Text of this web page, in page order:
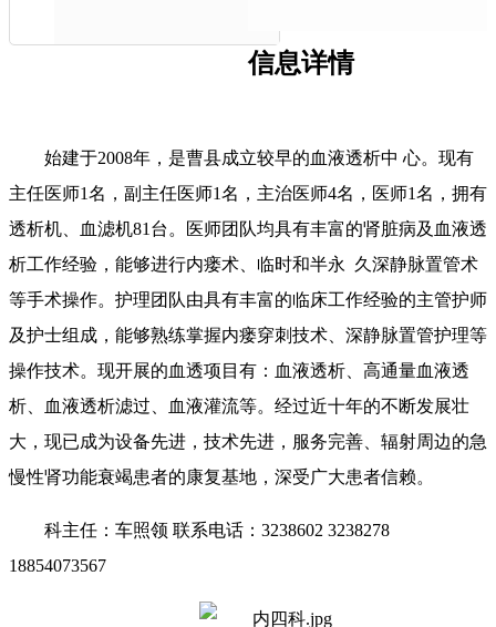
信息详情
始建于2008年，是曹县成立较早的血液透析中 心。现有
主任医师1名，副主任医师1名，主治医师4名，医师1名，拥有
透析机、血滤机81台。医师团队均具有丰富的肾脏病及血液透
析工作经验，能够进行内瘘术、临时和半永 久深静脉置管术
等手术操作。护理团队由具有丰富的临床工作经验的主管护师
及护士组成，能够熟练掌握内瘘穿刺技术、深静脉置管护理等
操作技术。现开展的血透项目有：血液透析、高通量血液透
析、血液透析滤过、血液灌流等。经过近十年的不断发展壮
大，现已成为设备先进，技术先进，服务完善、辐射周边的急
慢性肾功能衰竭患者的康复基地，深受广大患者信赖。
科主任：车照领 联系电话：3238602 3238278
18854073567